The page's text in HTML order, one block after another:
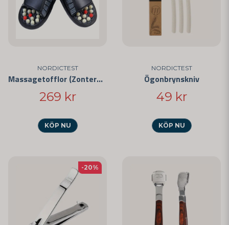
NORDICTEST
Massagetofflor (Zonterapi)
269 kr
KÖP NU
NORDICTEST
Ögonbrynskniv
49 kr
KÖP NU
-20%